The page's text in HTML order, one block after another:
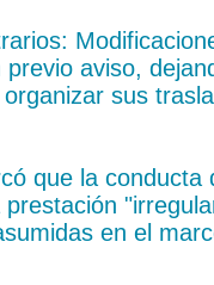
previo aviso,
organizar sus
que la
prestación
en el